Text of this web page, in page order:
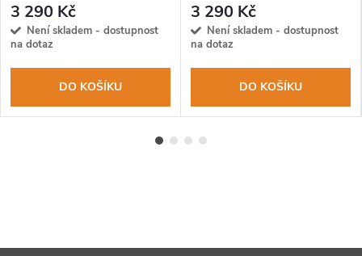
3 290 Kč
Není skladem - dostupnost
na dotaz
DO KOŠÍKU
3 290 Kč
Není skladem - dostupnost
na dotaz
DO KOŠÍKU